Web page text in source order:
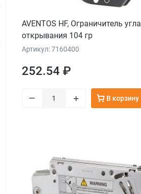
AVENTOS HF, Ограничитель угла
открывания 104 гр
Артикул: 7160400
252.54 ₽
– + В корзину